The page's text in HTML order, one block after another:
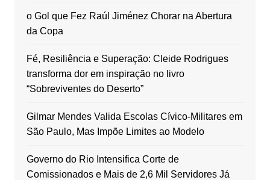
o Gol que Fez Raúl Jiménez Chorar na Abertura
da Copa
Fé, Resiliência e Superação: Cleide Rodrigues
transforma dor em inspiração no livro
“Sobreviventes do Deserto”
Gilmar Mendes Valida Escolas Cívico-Militares em
São Paulo, Mas Impõe Limites ao Modelo
Governo do Rio Intensifica Corte de
Comissionados e Mais de 2,6 Mil Servidores Já